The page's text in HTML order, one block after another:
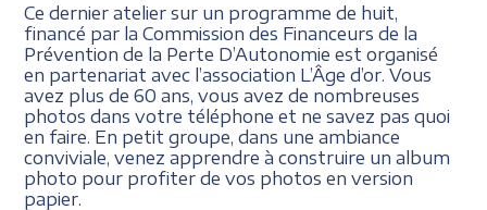
Ce dernier atelier sur un programme de huit,
financé par la Commission des Financeurs de la
Prévention de la Perte D’Autonomie est organisé
en partenariat avec l’association L’Âge d’or. Vous
avez plus de 60 ans, vous avez de nombreuses
photos dans votre téléphone et ne savez pas quoi
en faire. En petit groupe, dans une ambiance
conviviale, venez apprendre à construire un album
photo pour profiter de vos photos en version
papier.